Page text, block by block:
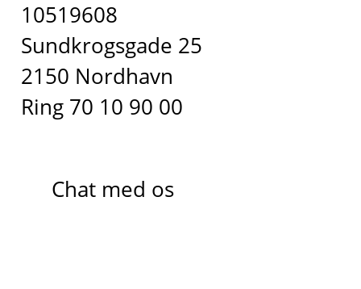
10519608
Sundkrogsgade 25
2150 Nordhavn
Ring 70 10 90 00
Chat med os